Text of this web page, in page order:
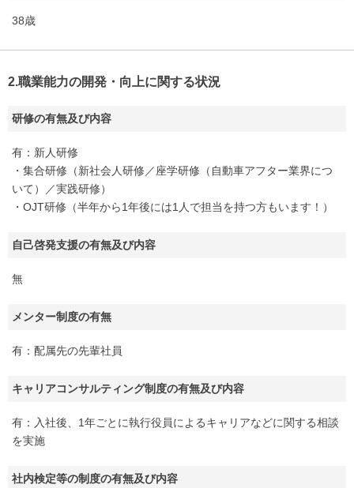
38歳
2.職業能力の開発・向上に関する状況
研修の有無及び内容
有：新人研修
・集合研修（新社会人研修／座学研修（自動車アフター業界につ
いて）／実践研修）
・OJT研修（半年から1年後には1人で担当を持つ方もいます！）
自己啓発支援の有無及び内容
無
メンター制度の有無
有：配属先の先輩社員
キャリアコンサルティング制度の有無及び内容
有：入社後、1年ごとに執行役員によるキャリアなどに関する相談
を実施
社内検定等の制度の有無及び内容